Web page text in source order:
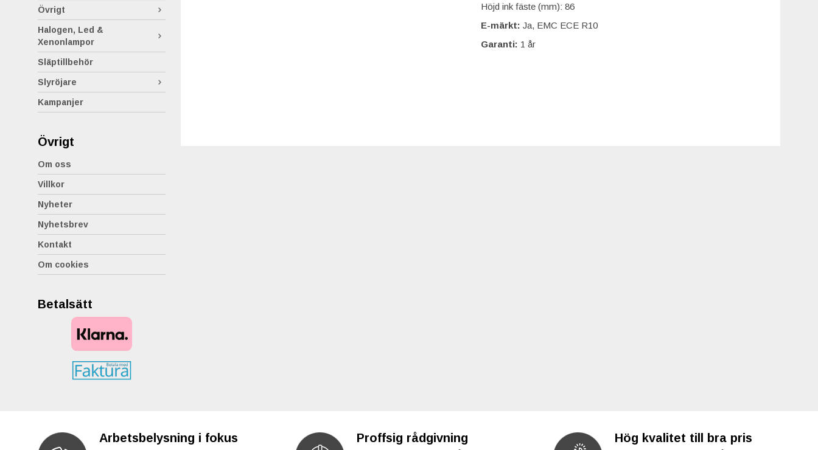
Övrigt
Halogen, Led &
Xenonlampor
Släptillbehör
Slyröjare
Kampanjer
Övrigt
Om oss
Villkor
Nyheter
Nyhetsbrev
Kontakt
Om cookies
Betalsätt
Höjd ink fäste (mm): 86
E-märkt: Ja, EMC ECE R10
Garanti: 1 år
Arbetsbelysning i fokus Proffsig rådgivning Hög kvalitet till bra pris